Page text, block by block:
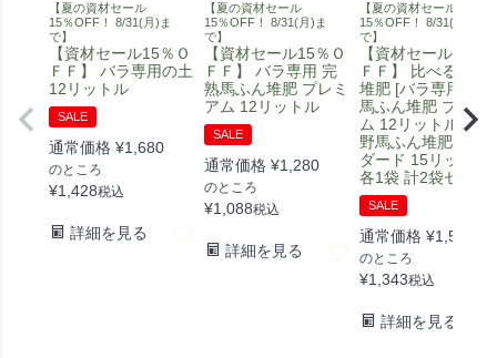
【夏の資材セール
15％OFF！ 8/31(月)ま
で】
【資材セール15％Ｏ
ＦＦ】 バラ専用の土
12リットル
SALE
通常価格 ¥1,680
のところ
¥1,428税込
詳細を見る
【夏の資材セール
15％OFF！ 8/31(月)ま
で】
【資材セール15％Ｏ
ＦＦ】 バラ専用 完
熟馬ふん堆肥 プレミ
アム 12リットル
SALE
通常価格 ¥1,280
のところ
¥1,088税込
詳細を見る
【夏の資材セール
15％OFF！ 8/31(月)ま
で】
【資材セール15％
ＦＦ】 比べる馬ふ
堆肥 [バラ専用 完熟
馬ふん堆肥 プレミ
ム 12リットル] [安
野馬ふん堆肥 スタ
ダード 15リットル]
各1袋 計2袋セット
SALE
通常価格 ¥1,580
のところ
¥1,343税込
詳細を見る